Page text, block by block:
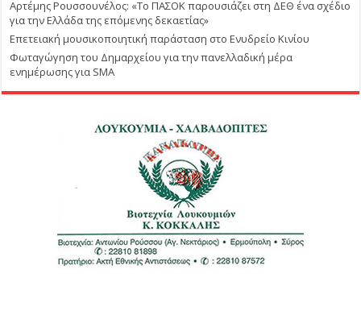
Αρτέμης Ρουσσουνέλος: «Το ΠΑΣΟΚ παρουσιάζει στη ΔΕΘ ένα σχέδιο
για την Ελλάδα της επόμενης δεκαετίας»
Επετειακή μουσικοποιητική παράσταση στο Ενυδρείο Κινίου
Φωταγώγηση του Δημαρχείου για την πανελλαδική μέρα
ενημέρωσης για SMA